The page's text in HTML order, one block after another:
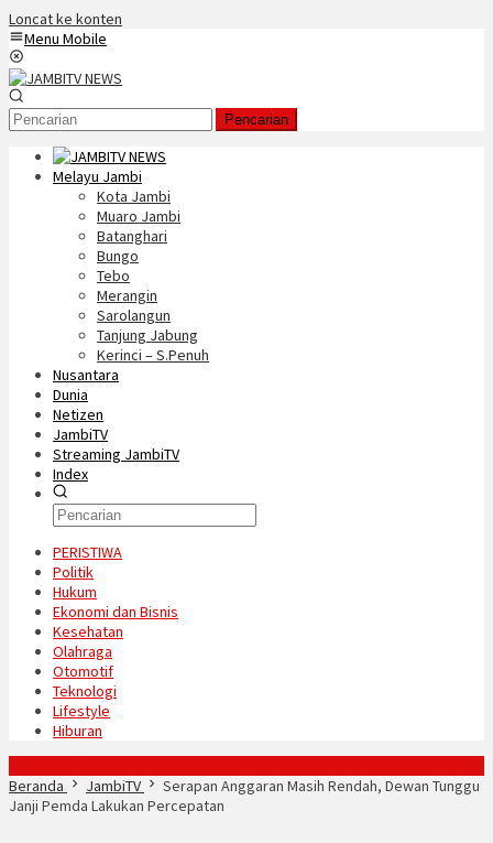
Loncat ke konten
Menu Mobile
Pencarian
Melayu Jambi
Kota Jambi
Muaro Jambi
Batanghari
Bungo
Tebo
Merangin
Sarolangun
Tanjung Jabung
Kerinci – S.Penuh
Nusantara
Dunia
Netizen
JambiTV
Streaming JambiTV
Index
PERISTIWA
Politik
Hukum
Ekonomi dan Bisnis
Kesehatan
Olahraga
Otomotif
Teknologi
Lifestyle
Hiburan
Beranda
JambiTV
Serapan Anggaran Masih Rendah, Dewan Tunggu
Janji Pemda Lakukan Percepatan